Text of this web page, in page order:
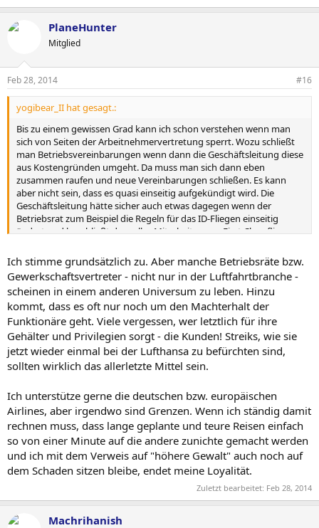
PlaneHunter
Mitglied
Feb 28, 2014 #16
yogibear_II hat gesagt.:
Bis zu einem gewissen Grad kann ich schon verstehen wenn man
sich von Seiten der Arbeitnehmervertretung sperrt. Wozu schließt
man Betriebsvereinbarungen wenn dann die Geschäftsleitung diese
aus Kostengründen umgeht. Da muss man sich dann eben
zusammen raufen und neue Vereinbarungen schließen. Es kann
aber nicht sein, dass es quasi einseitig aufgekündigt wird. Die
Geschäftsleitung hätte sicher auch etwas dagegen wenn der
Betriebsrat zum Beispiel die Regeln für das ID-Fliegen einseitig
ändert und beschließt dass alles Mitarbeiter nun First Class fliegen
Ich finde, dass bei Betriebsräten und
Betriebsvereinbarungen/Tarifverträgen viel schief läuft. Aber wenn
man sie geschlossen hat, dann müssen sich eben auch beide Seiten
daran halten.
Ich stimme grundsätzlich zu. Aber manche Betriebsräte bzw.
Gewerkschaftsvertreter - nicht nur in der Luftfahrtbranche -
scheinen in einem anderen Universum zu leben. Hinzu
kommt, dass es oft nur noch um den Machterhalt der
Funktionäre geht. Viele vergessen, wer letztlich für ihre
Gehälter und Privilegien sorgt - die Kunden! Streiks, wie sie
jetzt wieder einmal bei der Lufthansa zu befürchten sind,
sollten wirklich das allerletzte Mittel sein.
Ich unterstütze gerne die deutschen bzw. europäischen
Airlines, aber irgendwo sind Grenzen. Wenn ich ständig damit
rechnen muss, dass lange geplante und teure Reisen einfach
so von einer Minute auf die andere zunichte gemacht werden
und ich mit dem Verweis auf "höhere Gewalt" auch noch auf
dem Schaden sitzen bleibe, endet meine Loyalität.
Zuletzt bearbeitet: Feb 28, 2014
Machrihanish